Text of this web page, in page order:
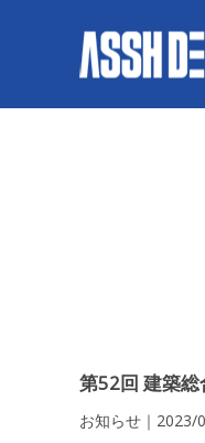
第52回 建築総
お知らせ｜2023/